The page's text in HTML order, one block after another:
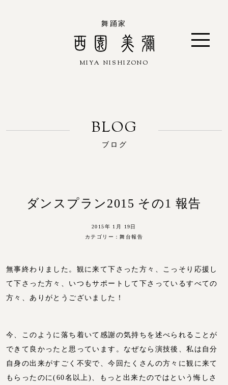
舞踊家
西園 美彌
MIYA NISHIZONO
ブログ
ダンスプラン2015 その1 報告
2015年 1月 19日
カテゴリー：舞台報告
無事終わりました。観に来て下さった方々、こっそり応援し
て下さった方々、いつもサポートして下さっているすべての
方々、ありがとうございました！
今、このように落ち着いて感謝の気持ちを述べられることが
できて良かったと思っています。なぜなら演技後、私は自分
自身の出来がすごく不安で、今回たくさんの方々に観に来て
もらったのに(60名以上)、もっと出来たのではという悔しさ